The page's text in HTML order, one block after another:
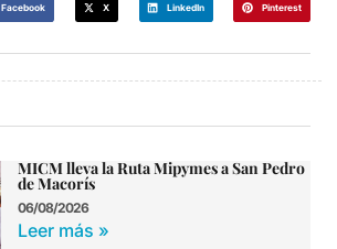
Facebook X LinkedIn Pinterest
MICM lleva la Ruta Mipymes a San Pedro
de Macorís
06/08/2026
Leer más »